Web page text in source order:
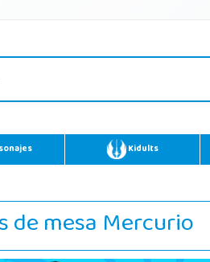
Kidults
de mesa Mercurio